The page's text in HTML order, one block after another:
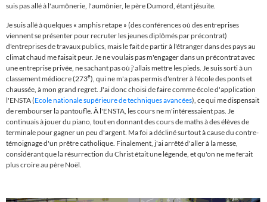
suis pas allé à l'aumônerie, l'aumônier, le père Dumord, étant jésuite.
Je suis allé à quelques « amphis retape » (des conférences où des entreprises
viennent se présenter pour recruter les jeunes diplômés par précontrat)
d'entreprises de travaux publics, mais le fait de partir à l'étranger dans des pays au
climat chaud me faisait peur. Je ne voulais pas m'engager dans un précontrat avec
une entreprise privée, ne sachant pas où j'allais mettre les pieds. Je suis sorti à un
classement médiocre (273e), qui ne m'a pas permis d'entrer à l'école des ponts et
chaussée, à mon grand regret. J'ai donc choisi de faire comme école d'application
l'ENSTA (Ecole nationale supérieure de techniques avancées), ce qui me dispensait
de rembourser la pantoufle. À l'ENSTA, les cours ne m'intéressaient pas. Je
continuais à jouer du piano, tout en donnant des cours de maths à des élèves de
terminale pour gagner un peu d'argent. Ma foi a décliné surtout à cause du contre-
témoignage d'un prêtre catholique. Finalement, j'ai arrêté d'aller à la messe,
considérant que la résurrection du Christ était une légende, et qu'on ne me ferait
plus croire au père Noël.